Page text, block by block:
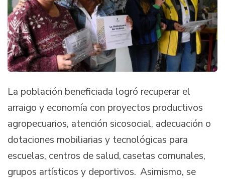
La población beneficiada logró recuperar el
arraigo y economía con proyectos productivos
agropecuarios, atención sicosocial, adecuación o
dotaciones mobiliarias y tecnológicas para
escuelas, centros de salud, casetas comunales,
grupos artísticos y deportivos. Asimismo, se